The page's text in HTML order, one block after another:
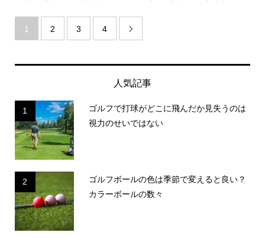
1 2 3 4 
人気記事
1
ゴルフで打球がどこに飛んだか見失うのは
視力のせいではない
2
ゴルフボールの色は季節で変えると良い？
カラーボールの数々